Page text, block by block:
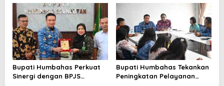
Bupati Humbahas Perkuat
Sinergi dengan BPJS
Bupati Humbahas Tekankan
Peningkatan Pelayanan